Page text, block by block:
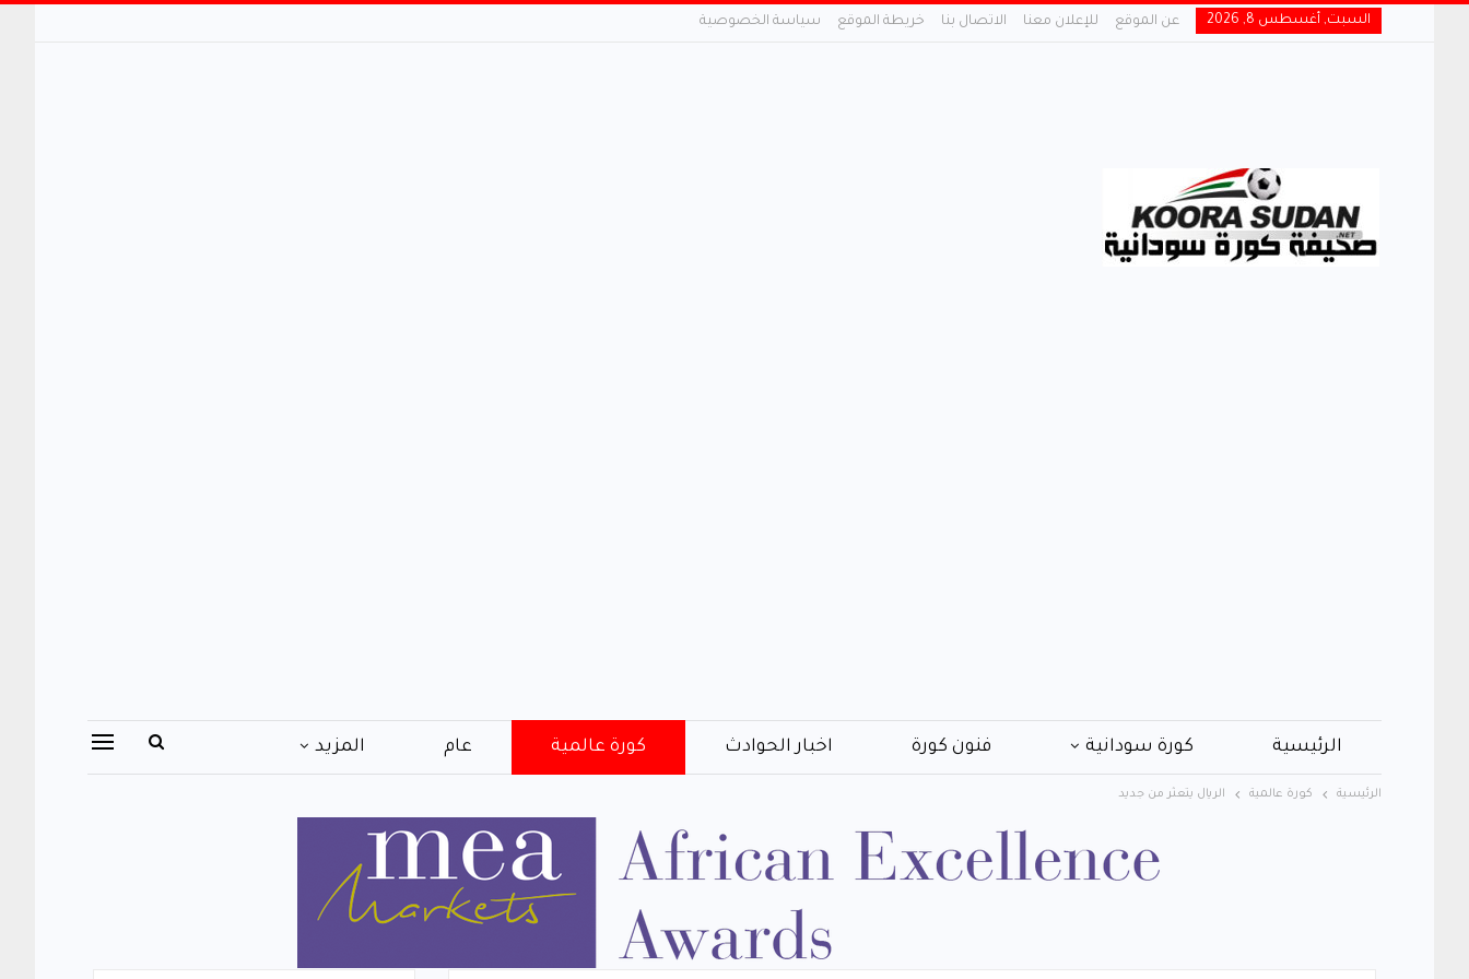
السبت, أغسطس 8, 2026 عن الموقع للإعلان معنا الاتصال بنا خريطة الموقع سياسة الخصوصية
الرئيسية كورة سودانية فنون كورة اخبار الحوادث كورة عالمية عام المزيد
الرئيسية كورة عالمية الريال يتعثر من جديد